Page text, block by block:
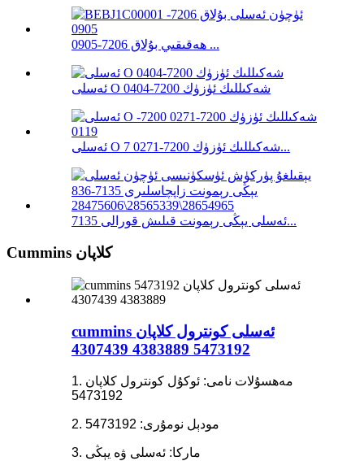
ھەقىقىي بۇلاق 7206-0905 ...
ئەسلى O شەكىللىك ئۈزۈك 7200-0404
ئەسلى O شەكىللىك ئۈزۈك 7200-0271 7...
ئەسلى يېڭى رېمونت قىلىش قورالى 7135...
Cummins كلاپان
cummins ئەسلى كونترول كلاپان
5473192 4383889 4307439
1. مەھسۇلات نامى: ئوكۇل كونترول كلاپان
5473192
2. مودېل نومۇرى: 5473192
3. ماركا: ئەسلى ۋە يېڭى